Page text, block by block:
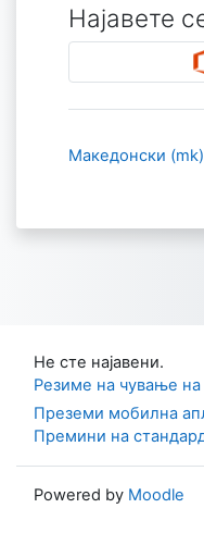
Најавете
Македонски ‎(mk)‎
Не сте најавени.
Резиме на чување
Преземи мобилна
Премини на
Powered by Moodle